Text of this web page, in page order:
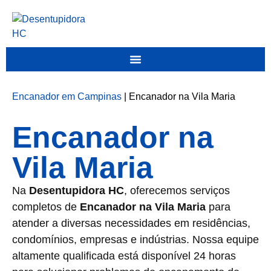
Encanador em Campinas Encanador na Vila Maria
Encanador na
Vila Maria
Na Desentupidora HC, oferecemos serviços
completos de Encanador na Vila Maria para
atender a diversas necessidades em residências,
condomínios, empresas e indústrias. Nossa equipe
altamente qualificada está disponível 24 horas